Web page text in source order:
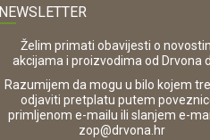
NEWSLETTER
Želim primati obavijesti o
akcijama i proizvodima od Drvona
Razumijem da mogu u bilo kojem
odjaviti pretplatu putem
primljenom e-mailu ili slanjem e-
zop@drvona.hr.